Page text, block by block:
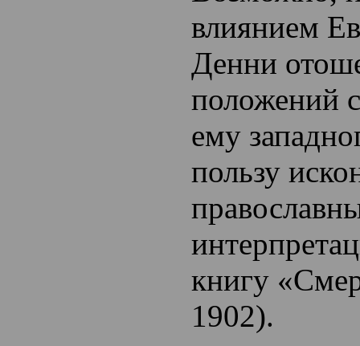
влиянием
Денни
положений
ему
пользу
книгу
1902).